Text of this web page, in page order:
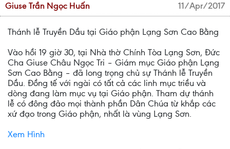
Giuse Trần Ngọc Huấn 11/Apr/2017
Thánh lễ Truyền Dầu tại Giáo phận Lạng Sơn Cao Bằng
Vào hồi 19 giờ 30, tại Nhà thờ Chính Tòa Lạng Sơn, Đức
Cha Giuse Châu Ngọc Tri – Giám mục Giáo phận Lạng
Sơn Cao Bằng – đã long trọng chủ sự Thánh lễ Truyền
Dầu. Đồng tế với ngài có tất cả các linh mục triều và
dòng đang làm mục vụ tại Giáo phận. Tham dự thánh
lễ có đông đảo mọi thành phần Dân Chúa từ khắp các
xứ đạo trong Giáo phận, nhất là vùng Lạng Sơn.
Xem Hình